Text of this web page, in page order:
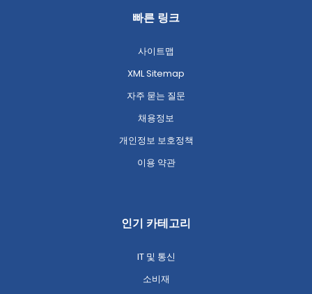
빠른 링크
사이트맵
XML Sitemap
자주 묻는 질문
채용정보
개인정보 보호정책
이용 약관
인기 카테고리
IT 및 통신
소비재